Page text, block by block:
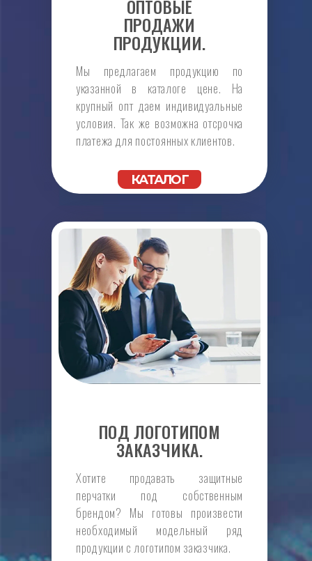
ОПТОВЫЕ
ПРОДАЖИ
ПРОДУКЦИИ.
Мы предлагаем продукцию по
указанной в каталоге цене. На
крупный опт даем индивидуальные
условия. Так же возможна отсрочка
платежа для постоянных клиентов.
КАТАЛОГ
ПОД ЛОГОТИПОМ
ЗАКАЗЧИКА.
Хотите продавать защитные
перчатки под собственным
брендом? Мы готовы произвести
необходимый модельный ряд
продукции с логотипом заказчика.